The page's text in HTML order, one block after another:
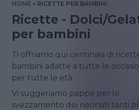
HOME RICETTE PER BAMBINI
Ricette - Dolci/
per bambini
Ti offriamo qui centinaia di
bambini adatte a tutte le
per tutte le età.
Vi suggeriamo pappe per lo
svezzamento dei neonati tanti